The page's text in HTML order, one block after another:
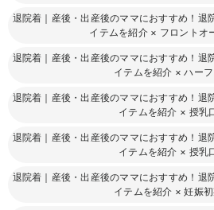
退院着｜産後・出産後のママにおすすめ！退
イテムを紹介 × フロントオ
退院着｜産後・出産後のママにおすすめ！退
イテムを紹介 ×ハー
退院着｜産後・出産後のママにおすすめ！退
イテムを紹介 × 授乳
退院着｜産後・出産後のママにおすすめ！退
イテムを紹介 × 授乳
退院着｜産後・出産後のママにおすすめ！退
イテムを紹介 ×妊娠